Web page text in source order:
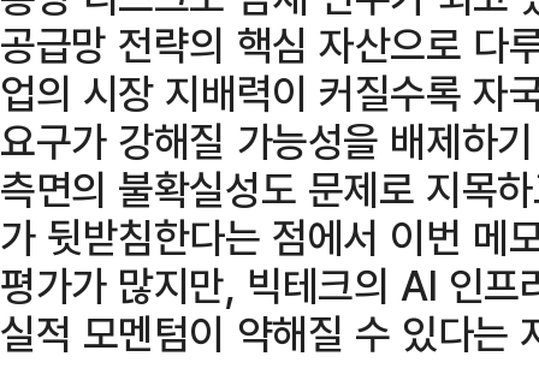
공급망 전략의 핵심 자산으로 다
업의 시장 지배력이 커질수록 자
요구가 강해질 가능성을 배제하
측면의 불확실성도 문제로 지목
가 뒷받침한다는 점에서 이번 메
평가가 많지만, 빅테크의 AI 인
실적 모멘텀이 약해질 수 있다는